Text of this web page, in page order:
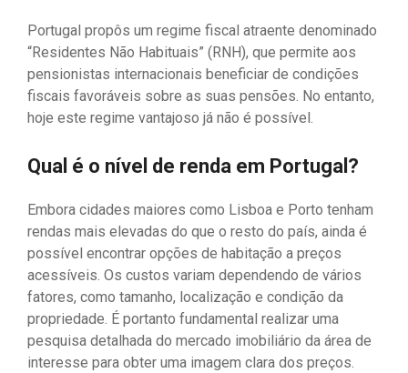
Portugal propôs um regime fiscal atraente denominado
“Residentes Não Habituais” (RNH), que permite aos
pensionistas internacionais beneficiar de condições
fiscais favoráveis ​​sobre as suas pensões. No entanto,
hoje este regime vantajoso já não é possível.
Qual é o nível de renda em Portugal?
Embora cidades maiores como Lisboa e Porto tenham
rendas mais elevadas do que o resto do país, ainda é
possível encontrar opções de habitação a preços
acessíveis. Os custos variam dependendo de vários
fatores, como tamanho, localização e condição da
propriedade. É portanto fundamental realizar uma
pesquisa detalhada do mercado imobiliário da área de
interesse para obter uma imagem clara dos preços.